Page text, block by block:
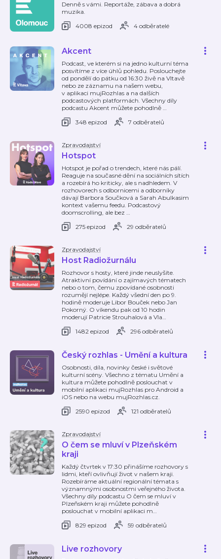
Denně s vámi. Reportáže, zábava a dobrá
muzika.
4008 epizod
4 odběratelé
Akcent
Podcast, ve kterém si na jedno kulturní téma
posvítíme z více úhlů pohledu. Poslouchejte
od pondělí do pátku od 16:30 živě na Vltavě
nebo ze záznamu na našem webu,
v aplikaci mujRozhlas a na dalších
podcastových platformách. Všechny díly
podcastu Akcent můžete pohodlně …
348 epizod
7 odběratelů
Zpravodajství
Hotspot
Hotspot je pořad o trendech, které nás pálí.
Reaguje na současné dění na sociálních sítích
a rozebírá ho kriticky, ale s nadhledem. V
rozhovorech s odbornicemi a odborníky
dávají Barbora Součková a Sarah Abulkasim
kontext vašemu feedu. Podcastový
doomscrolling, ale bez …
275 epizod
29 odběratelů
Zpravodajství
Host Radiožurnálu
Rozhovor s hosty, které jinde neuslyšíte.
Atraktivní povídání o zajímavých tématech
nebo o tom, čemu zpovídané osobnosti
rozumějí nejlépe. Každý všední den po 9.
hodině moderuje Libor Bouček nebo Jan
Pokorný. O víkendu pak od 10 hodin
moderují Patricie Strouhalová a Vla…
1482 epizod
296 odběratelů
Český rozhlas - Umění a kultura
Osobnosti, díla, novinky české i světové
kulturní scény. Všechno z tématu Umění a
kultura můžete pohodlně poslouchat v
mobilní aplikaci mujRozhlas pro Android a
iOS nebo na webu mujRozhlas.cz.
2590 epizod
121 odběratelů
Zpravodajství
O čem se mluví v Plzeňském
kraji
Každý čtvrtek v 17:30 přinášíme rozhovory s
lidmi, kteří ovlivňují život v našem kraji.
Rozebíráme aktuální regionální témata s
významnými osobnostmi veřejného života.
Všechny díly podcastu O čem se mluví v
Plzeňském kraji můžete pohodlně
poslouchat v mobilní aplikaci m…
829 epizod
59 odběratelů
Live rozhovory